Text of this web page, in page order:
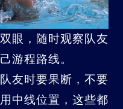
眼，随时观察队友
游程路线。
友时要果断，不要
中线位置，这些都